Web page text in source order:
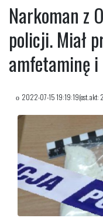
Narkoman z
policji. Miał
amfetaminę
2022-07-15 19:19:19(ost.